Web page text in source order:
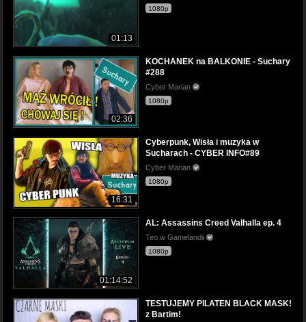
01:13
1080p
02:36
KOCHANEK na BALKONIE - Suchary
#288
Cyber Marian
1080p
16:31
Cyberpunk, Wisła i muzyka w
Sucharach - CYBER INFO#89
Cyber Marian
1080p
01:14:52
AL: Assassins Creed Valhalla ep. 4
Teo w Gamelandii
1080p
TESTUJEMY PILATEN BLACK MASK!
z Bartim!